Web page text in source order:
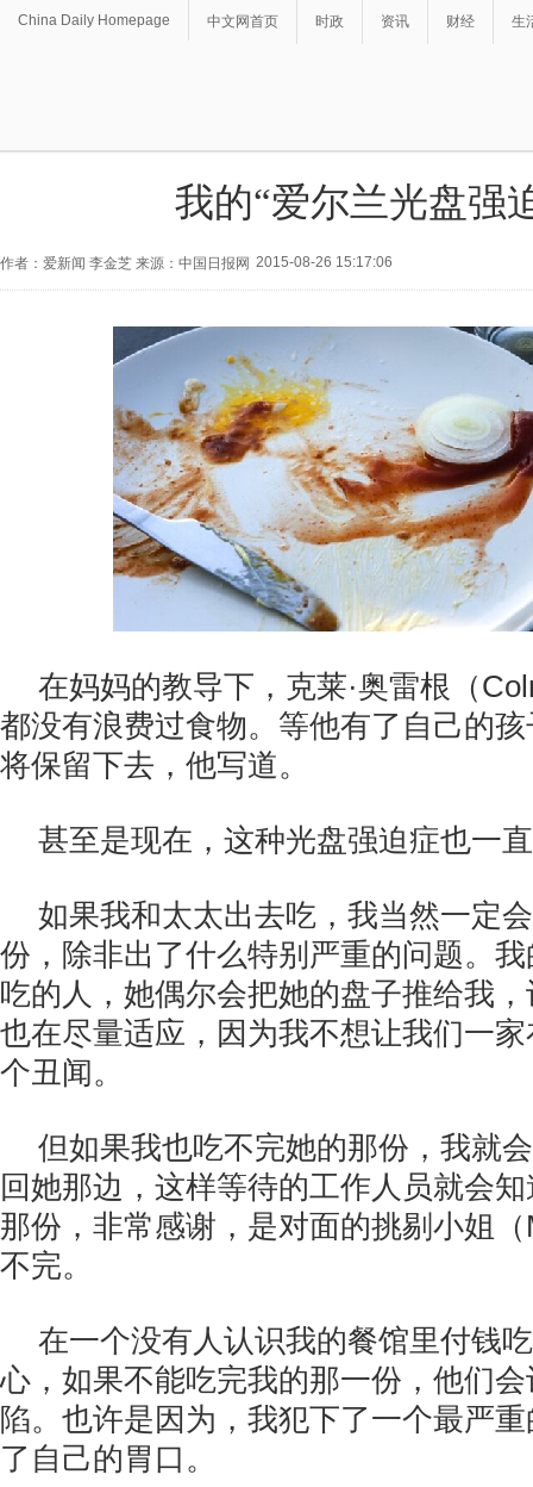
China Daily Homepage 中文网首页 时政 资讯 财经 生
我的“爱尔兰光盘强
作者：爱新闻 李金芝 来源：中国日报网 2015-08-26 15:17:06
在妈妈的教导下，克莱·奥雷根（
都没有浪费过食物。等他有了自己的
将保留下去，他写道。
甚至是现在，这种光盘强迫症也一
如果我和太太出去吃，我当然一定
份，除非出了什么特别严重的问题。
吃的人，她偶尔会把她的盘子推给我
也在尽量适应，因为我不想让我们一
个丑闻。
但如果我也吃不完她的那份，我就
回她那边，这样等待的工作人员就会
那份，非常感谢，是对面的挑剔小姐
不完。
在一个没有人认识我的餐馆里付钱
心，如果不能吃完我的那一份，他们
陷。也许是因为，我犯下了一个最严
了自己的胃口。